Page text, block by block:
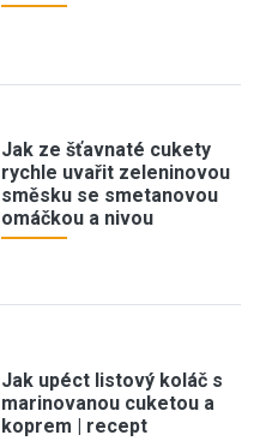
Jak ze šťavnaté cukety
rychle uvařit zeleninovou
směsku se smetanovou
omáčkou a nivou
Jak upéct listový koláč s
marinovanou cuketou a
koprem | recept